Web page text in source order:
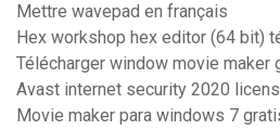
Mettre wavepad en français
Hex workshop hex editor (64 bit)
Télécharger window movie maker
Avast internet security 2020
Movie maker para windows 7